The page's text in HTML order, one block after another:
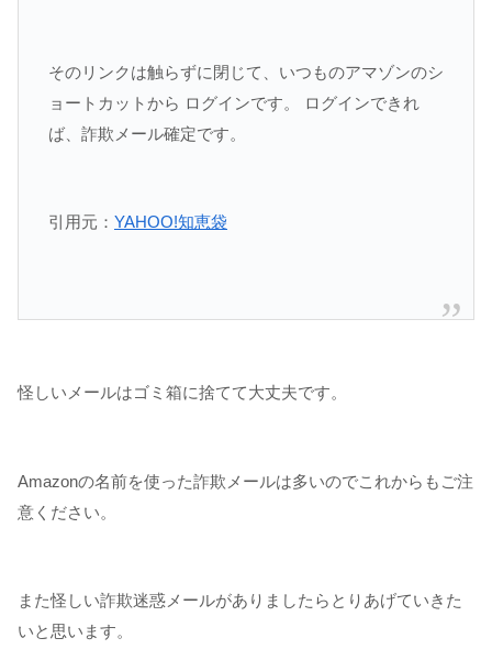
そのリンクは触らずに閉じて、いつものアマゾンのシ
ョートカットから ログインです。 ログインできれ
ば、詐欺メール確定です。
引用元： YAHOO!知恵袋
怪しいメールはゴミ箱に捨てて大丈夫です。
Amazonの名前を使った詐欺メールは多いのでこれからもご注
意ください。
また怪しい詐欺迷惑メールがありましたらとりあげていきた
いと思います。